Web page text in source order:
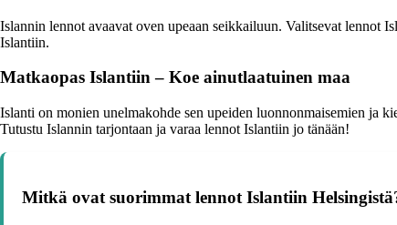
Islannin lennot avaavat oven upeaan seikkailuun. Valitsevat lennot
Islantiin.
Matkaopas Islantiin – Koe ainutlaatuinen maa
Islanti on monien unelmakohde sen upeiden luonnonmaisemien ja
Tutustu Islannin tarjontaan ja varaa lennot Islantiin jo tänään!
Mitkä ovat suorimmat lennot Islantiin